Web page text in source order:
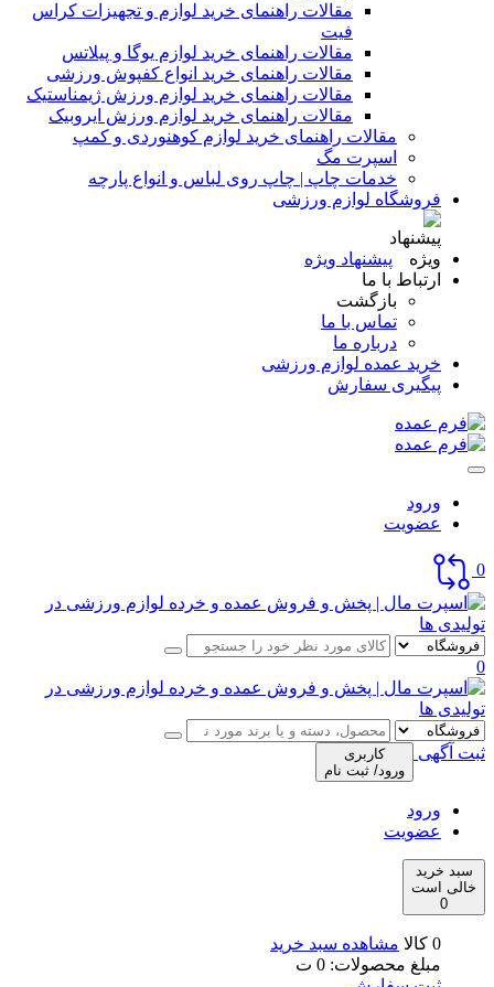
مقالات راهنمای خرید لوازم و تجهیزات کراس
فیت
مقالات راهنمای خرید لوازم یوگا و پیلاتس
مقالات راهنمای خرید انواع کفپوش ورزشی
مقالات راهنمای خرید لوازم ورزش ژیمناستیک
مقالات راهنمای خرید لوازم ورزش ایروبیک
مقالات راهنمای خرید لوازم کوهنوردی و کمپ
اسپرت مگ
خدمات چاپ | چاپ روی لباس و انواع پارچه
فروشگاه لوازم ورزشی
پیشنهاد ویژه
ارتباط با ما
بازگشت
تماس با ما
درباره ما
خرید عمده لوازم ورزشی
پیگیری سفارش
ورود
عضویت
0
0
ثبت آگهی
کاربری
ورود/ ثبت نام
ورود
عضویت
سبد خرید
خالی است
0
0 کالا
مشاهده سبد خرید
مبلغ محصولات: 0 ت